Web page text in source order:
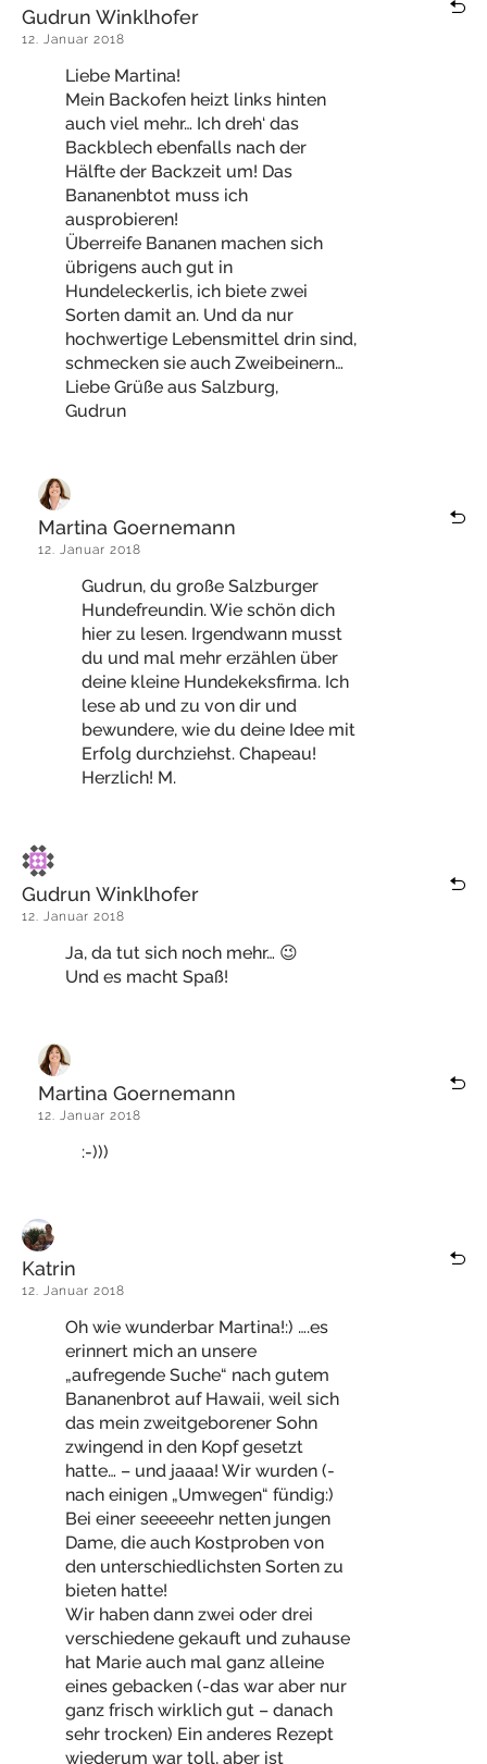
Gudrun Winklhofer
12. Januar 2018
Liebe Martina!
Mein Backofen heizt links hinten
auch viel mehr… Ich dreh‘ das
Backblech ebenfalls nach der
Hälfte der Backzeit um! Das
Bananenbtot muss ich
ausprobieren!
Überreife Bananen machen sich
übrigens auch gut in
Hundeleckerlis, ich biete zwei
Sorten damit an. Und da nur
hochwertige Lebensmittel drin sind,
schmecken sie auch Zweibeinern…
Liebe Grüße aus Salzburg,
Gudrun
Martina Goernemann
12. Januar 2018
Gudrun, du große Salzburger
Hundefreundin. Wie schön dich
hier zu lesen. Irgendwann musst
du und mal mehr erzählen über
deine kleine Hundekeksfirma. Ich
lese ab und zu von dir und
bewundere, wie du deine Idee mit
Erfolg durchziehst. Chapeau!
Herzlich! M.
Gudrun Winklhofer
12. Januar 2018
Ja, da tut sich noch mehr… 😉
Und es macht Spaß!
Martina Goernemann
12. Januar 2018
:-)))
Katrin
12. Januar 2018
Oh wie wunderbar Martina!:) ….es
erinnert mich an unsere
„aufregende Suche“ nach gutem
Bananenbrot auf Hawaii, weil sich
das mein zweitgeborener Sohn
zwingend in den Kopf gesetzt
hatte… – und jaaaa! Wir wurden (-
nach einigen „Umwegen“ fündig:)
Bei einer seeeeehr netten jungen
Dame, die auch Kostproben von
den unterschiedlichsten Sorten zu
bieten hatte!
Wir haben dann zwei oder drei
verschiedene gekauft und zuhause
hat Marie auch mal ganz alleine
eines gebacken (-das war aber nur
ganz frisch wirklich gut – danach
sehr trocken) Ein anderes Rezept
wiederum war toll, aber ist